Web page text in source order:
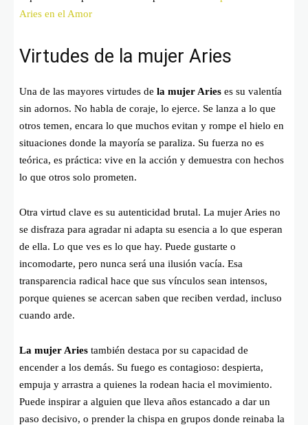
Aries en el Amor
Virtudes de la mujer Aries
Una de las mayores virtudes de la mujer Aries es su valentía
sin adornos. No habla de coraje, lo ejerce. Se lanza a lo que
otros temen, encara lo que muchos evitan y rompe el hielo en
situaciones donde la mayoría se paraliza. Su fuerza no es
teórica, es práctica: vive en la acción y demuestra con hechos
lo que otros solo prometen.
Otra virtud clave es su autenticidad brutal. La mujer Aries no
se disfraza para agradar ni adapta su esencia a lo que esperan
de ella. Lo que ves es lo que hay. Puede gustarte o
incomodarte, pero nunca será una ilusión vacía. Esa
transparencia radical hace que sus vínculos sean intensos,
porque quienes se acercan saben que reciben verdad, incluso
cuando arde.
La mujer Aries también destaca por su capacidad de
encender a los demás. Su fuego es contagioso: despierta,
empuja y arrastra a quienes la rodean hacia el movimiento.
Puede inspirar a alguien que lleva años estancado a dar un
paso decisivo, o prender la chispa en grupos donde reinaba la